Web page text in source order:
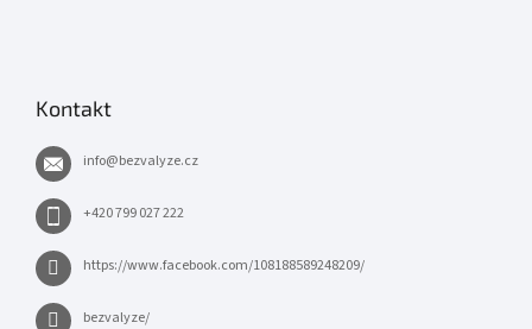
Kontakt
info@bezvalyze.cz
+420 799 027 222
https://www.facebook.com/108188589248209/
bezvalyze/